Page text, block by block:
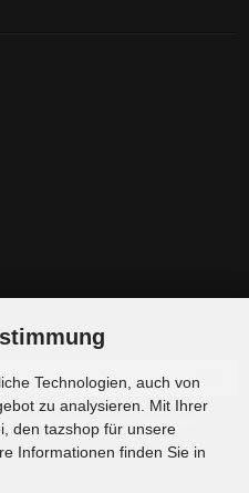
Ihrem Kundenkonto abbestellt
Technologien, auch von
zu analysieren. Mit Ihrer
den tazshop für unsere
Informationen finden Sie in